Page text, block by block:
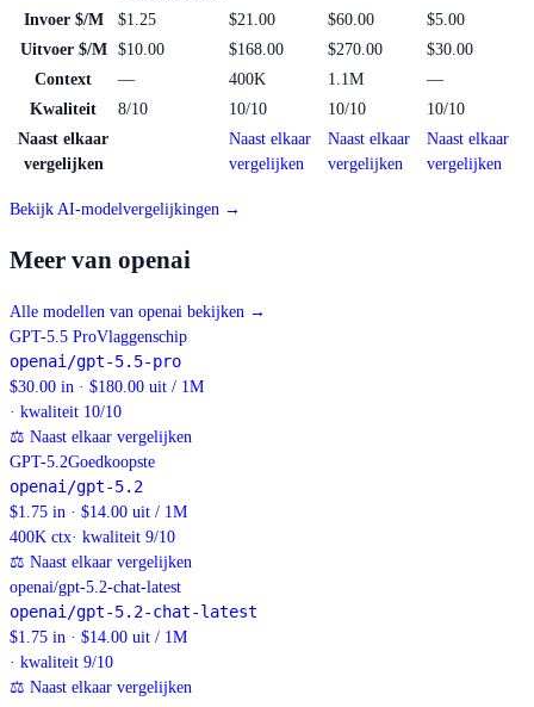
Invoer $/M $1.25 $21.00 $60.00
$5.00
Uitvoer $/M
$10.00 $168.00 $270.00
$30.00
Context
— 400K 1.1M
—
Kwaliteit
8/10 10/10 10/10
10/10
Naast elkaar
vergelijken
Naast elkaar
vergelijken
Naast elkaar
vergelijken
Naast elkaar
vergelijken
Bekijk AI-modelvergelijkingen →
Meer van openai
Alle modellen van openai bekijken →
GPT-5.5 ProVlaggenschip
openai/gpt-5.5-pro
$30.00 in · $180.00 uit / 1M
· kwaliteit 10/10
⚖ Naast elkaar vergelijken
GPT-5.2Goedkoopste
openai/gpt-5.2
$1.75 in · $14.00 uit / 1M
400K ctx· kwaliteit 9/10
⚖ Naast elkaar vergelijken
openai/gpt-5.2-chat-latest
openai/gpt-5.2-chat-latest
$1.75 in · $14.00 uit / 1M
· kwaliteit 9/10
⚖ Naast elkaar vergelijken